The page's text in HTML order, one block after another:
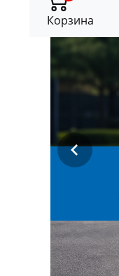
Корзина